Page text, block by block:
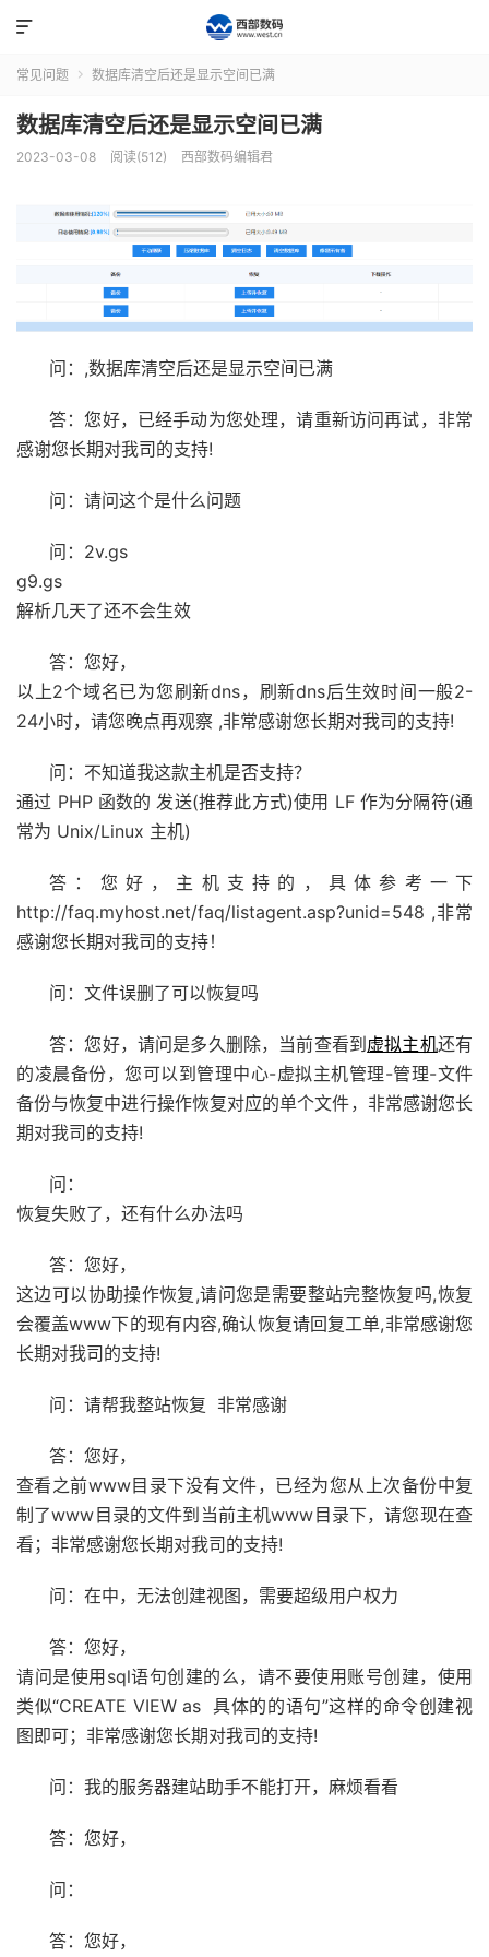

常见问题  数据库清空后还是显示空间已满
数据库清空后还是显示空间已满
2023-03-08 阅读(512) 西部数码编辑君
问：,数据库清空后还是显示空间已满
答：您好，已经手动为您处理，请重新访问再试，非常
感谢您长期对我司的支持!
问：请问这个是什么问题
问：2v.gs
g9.gs
解析几天了还不会生效
答：您好，
以上2个域名已为您刷新dns，刷新dns后生效时间一般2-
24小时，请您晚点再观察 ,非常感谢您长期对我司的支持!
问：不知道我这款主机是否支持？
通过 PHP 函数的 发送(推荐此方式)使用 LF 作为分隔符(通
常为 Unix/Linux 主机)
答：您好，主机支持的，具体参考一下
http://faq.myhost.net/faq/listagent.asp?unid=548 ,非常
感谢您长期对我司的支持！
问：文件误删了可以恢复吗
答：您好，请问是多久删除，当前查看到 虚拟主机还有
的凌晨备份，您可以到管理中心-虚拟主机管理-管理-文件
备份与恢复中进行操作恢复对应的单个文件，非常感谢您长
期对我司的支持!
问：
恢复失败了，还有什么办法吗
答：您好，
这边可以协助操作恢复,请问您是需要整站完整恢复吗,恢复
会覆盖www下的现有内容,确认恢复请回复工单,非常感谢您
长期对我司的支持!
问：请帮我整站恢复 非常感谢
答：您好，
查看之前www目录下没有文件，已经为您从上次备份中复
制了www目录的文件到当前主机www目录下，请您现在查
看；非常感谢您长期对我司的支持!
问：在中，无法创建视图，需要超级用户权力
答：您好，
请问是使用sql语句创建的么，请不要使用账号创建，使用
类似“CREATE VIEW as 具体的的语句”这样的命令创建视
图即可；非常感谢您长期对我司的支持!
问：我的服务器建站助手不能打开，麻烦看看
答：您好，
问：
答：您好，